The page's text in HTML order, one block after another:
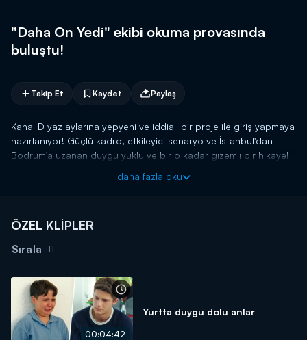
"Daha On Yedi" ekibi okuma provasında
buluştu!
Takip Et Kaydet Paylaş
Kanal D yaz aylarına yepyeni ve iddialı bir proje ile giriş yapmaya
hazırlanıyor! Güçlü kadro, etkileyici senaryo ve İstanbul'dan
Bodrum'a uzanan duygu yüklü ve bir o kadar gizemli bir hikaye!
daha fazla oku
ÖZEL KLİPLER
Sırala
00:04:42
Yurtta duygu dolu anlar